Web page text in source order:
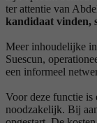
ter attentie van
kandidaat vinden,
Meer inhoudelijke
Suescun,
een informeel
Voor deze functie
noodzakelijk. Bij